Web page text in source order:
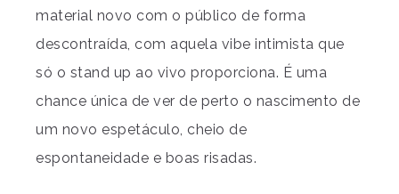
material novo com o público de forma
descontraída, com aquela vibe intimista que
só o stand up ao vivo proporciona. É uma
chance única de ver de perto o nascimento de
um novo espetáculo, cheio de
espontaneidade e boas risadas.